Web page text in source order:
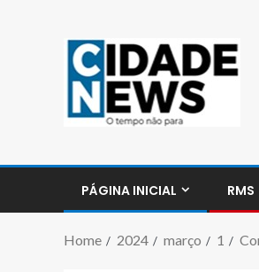
PÁGINA INICIAL RMS
Home 2024 março 1